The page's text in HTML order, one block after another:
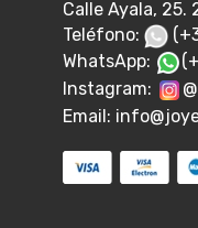
Calle Ayala, 25.
Teléfono:
WhatsApp:
Instagram:
Email: